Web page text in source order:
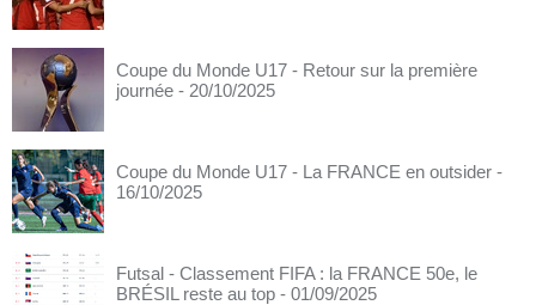
Coupe du Monde U17 - Retour sur la première
journée - 20/10/2025
Coupe du Monde U17 - La FRANCE en outsider -
16/10/2025
Futsal - Classement FIFA : la FRANCE 50e, le
BRÉSIL reste au top - 01/09/2025